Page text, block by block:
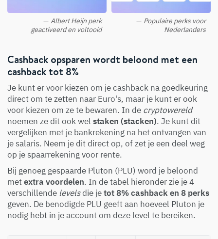
Albert Heijn perk
geactiveerd en voltooid
Populaire perks voor
Nederlanders
Cashback opsparen wordt beloond met een
cashback tot 8%
Je kunt er voor kiezen om je cashback na goedkeuring
direct om te zetten naar Euro's, maar je kunt er ook
voor kiezen om ze te bewaren. In de cryptowereld
noemen ze dit ook wel staken (stacken). Je kunt dit
vergelijken met je bankrekening na het ontvangen van
je salaris. Neem je dit direct op, of zet je een deel weg
op je spaarrekening voor rente.
Bij genoeg gespaarde Pluton (PLU) word je beloond
metextra voordelen. In de tabel hieronder zie je 4
verschillende levelsdie jetot 8% cashback en 8 perks
geven. De benodigde PLU geeft aan hoeveel Pluton je
nodig hebt in je account om deze level te bereiken.